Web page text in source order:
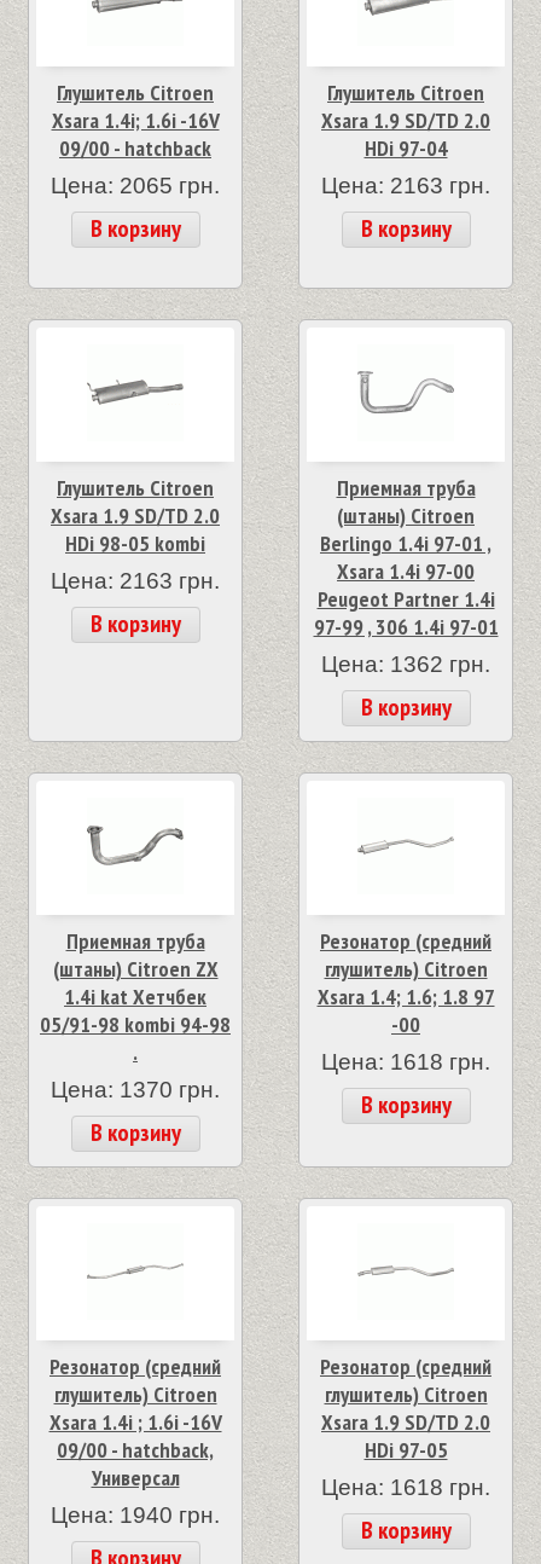
Глушитель Citroen
Xsara 1.4i; 1.6i -16V
09/00 - hatchback
Цена: 2065 грн.
В корзину
Глушитель Citroen
Xsara 1.9 SD/TD 2.0
HDi 97-04
Цена: 2163 грн.
В корзину
Глушитель Citroen
Xsara 1.9 SD/TD 2.0
HDi 98-05 kombi
Цена: 2163 грн.
В корзину
Приемная труба
(штаны) Citroen
Berlingo 1.4i 97-01 ,
Xsara 1.4i 97-00
Peugeot Partner 1.4i
97-99 , 306 1.4i 97-01
Цена: 1362 грн.
В корзину
Приемная труба
(штаны) Citroen ZX
1.4i kat Хетчбек
05/91-98 kombi 94-98
.
Цена: 1370 грн.
В корзину
Резонатор (средний
глушитель) Citroen
Xsara 1.4; 1.6; 1.8 97
-00
Цена: 1618 грн.
В корзину
Резонатор (средний
глушитель) Citroen
Xsara 1.4i ; 1.6i -16V
09/00 - hatchback,
Универсал
Цена: 1940 грн.
Резонатор (средний
глушитель) Citroen
Xsara 1.9 SD/TD 2.0
HDi 97-05
Цена: 1618 грн.
В корзину